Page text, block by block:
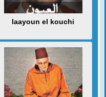
laayoun el kouchi